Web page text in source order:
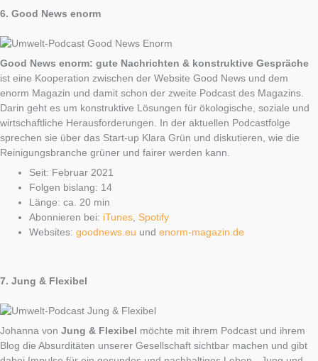
6. Good News enorm
Good News enorm: gute Nachrichten & konstruktive Gespräche
ist eine Kooperation zwischen der Website Good News und dem
enorm Magazin und damit schon der zweite Podcast des Magazins.
Darin geht es um konstruktive Lösungen für ökologische, soziale und
wirtschaftliche Herausforderungen. In der aktuellen Podcastfolge
sprechen sie über das Start-up Klara Grün und diskutieren, wie die
Reinigungsbranche grüner und fairer werden kann.
Seit: Februar 2021
Folgen bislang: 14
Länge: ca. 20 min
Abonnieren bei: iTunes Spotify
Websites:goodnews.eu undenorm-magazin.de
7. Jung & Flexibel
Johanna von Jung & Flexibel möchte mit ihrem Podcast und ihrem
Blog die Absurditäten unserer Gesellschaft sichtbar machen und gibt